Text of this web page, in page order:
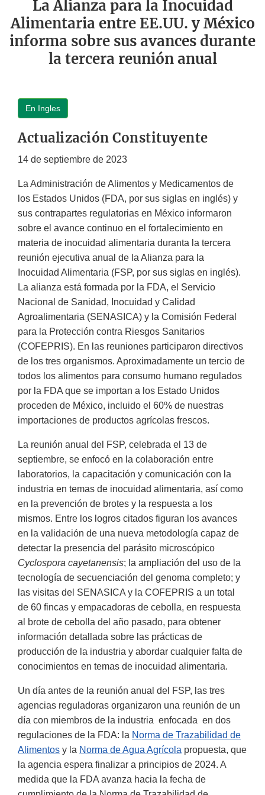
La Alianza para la Inocuidad
Alimentaria entre EE.UU. y México
informa sobre sus avances durante
la tercera reunión anual
En Ingles
Actualización Constituyente
14 de septiembre de 2023
La Administración de Alimentos y Medicamentos de
los Estados Unidos (FDA, por sus siglas en inglés) y
sus contrapartes regulatorias en México informaron
sobre el avance continuo en el fortalecimiento en
materia de inocuidad alimentaria duranta la tercera
reunión ejecutiva anual de la Alianza para la
Inocuidad Alimentaria (FSP, por sus siglas en inglés).
La alianza está formada por la FDA, el Servicio
Nacional de Sanidad, Inocuidad y Calidad
Agroalimentaria (SENASICA) y la Comisión Federal
para la Protección contra Riesgos Sanitarios
(COFEPRIS). En las reuniones participaron directivos
de los tres organismos. Aproximadamente un tercio de
todos los alimentos para consumo humano regulados
por la FDA que se importan a los Estado Unidos
proceden de México, incluido el 60% de nuestras
importaciones de productos agrícolas frescos.
La reunión anual del FSP, celebrada el 13 de
septiembre, se enfocó en la colaboración entre
laboratorios, la capacitación y comunicación con la
industria en temas de inocuidad alimentaria, así como
en la prevención de brotes y la respuesta a los
mismos. Entre los logros citados figuran los avances
en la validación de una nueva metodología capaz de
detectar la presencia del parásito microscópico
Cyclospora cayetanensis; la ampliación del uso de la
tecnología de secuenciación del genoma completo; y
las visitas del SENASICA y la COFEPRIS a un total
de 60 fincas y empacadoras de cebolla, en respuesta
al brote de cebolla del año pasado, para obtener
información detallada sobre las prácticas de
producción de la industria y abordar cualquier falta de
conocimientos en temas de inocuidad alimentaria.
Un día antes de la reunión anual del FSP, las tres
agencias reguladoras organizaron una reunión de un
día con miembros de la industria enfocada en dos
regulaciones de la FDA: la Norma de Trazabilidad de
Alimentos y la Norma de Agua Agrícola propuesta, que
la agencia espera finalizar a principios de 2024. A
medida que la FDA avanza hacia la fecha de